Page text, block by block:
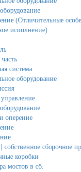
(Отличительные
исполнение)
система
оборудование
оперение
собственное сборочное
коробки
мостов в сб.